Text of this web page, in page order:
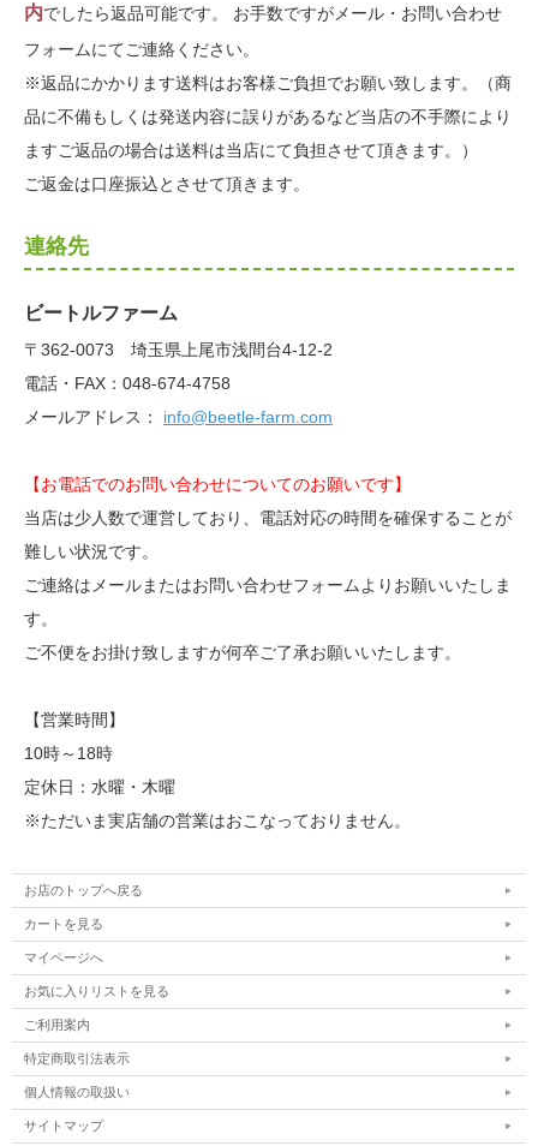
内でしたら返品可能です。 お手数ですがメール・お問い合わせ
フォームにてご連絡ください。
※返品にかかります送料はお客様ご負担でお願い致します。（商
品に不備もしくは発送内容に誤りがあるなど当店の不手際により
ますご返品の場合は送料は当店にて負担させて頂きます。）
ご返金は口座振込とさせて頂きます。
連絡先
ビートルファーム
〒362-0073 埼玉県上尾市浅間台4-12-2
電話・FAX：048-674-4758
メールアドレス： info@beetle-farm.com
【お電話でのお問い合わせについてのお願いです】
当店は少人数で運営しており、電話対応の時間を確保することが
難しい状況です。
ご連絡はメールまたはお問い合わせフォームよりお願いいたしま
す。
ご不便をお掛け致しますが何卒ご了承お願いいたします。
【営業時間】
10時～18時
定休日：水曜・木曜
※ただいま実店舗の営業はおこなっておりません。
お店のトップへ戻る
カートを見る
マイページへ
お気に入りリストを見る
ご利用案内
特定商取引法表示
個人情報の取扱い
サイトマップ